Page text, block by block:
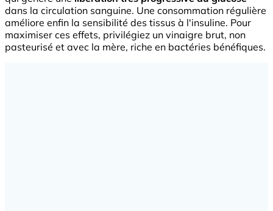
dans la circulation sanguine. Une consommation régulière
améliore enfin la sensibilité des tissus à l'insuline. Pour
maximiser ces effets, privilégiez un vinaigre brut, non
pasteurisé et avec la mère, riche en bactéries bénéfiques.